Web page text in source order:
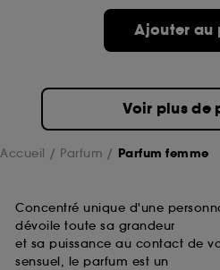
Ajouter au
Voir plus de
Accueil Parfum Parfum femme
Concentré unique d'une
dévoile toute sa grandeur
et sa puissance au contact de
sensuel, le parfum est un
de ces cookies grâce au
choix" ci-dessous ou décider
Sephora pourra associer les
collectées ou générées lors
ou en magasin. Pour refuser
sur "continuer sans accepter".
souhaitez obtenir plus